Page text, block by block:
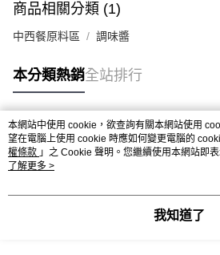
商品相關分類 (1)
中西餐原料區 調味醬
本分類熱銷全站排行
熱門標籤
本網站中使用 cookie，欲查詢有關本網站使用
望在電腦上使用 cookie 時應如何變更電腦的
權條款 」之 Cookie 聲明。您繼續使用本網站即
用條款之 Cookie 聲明使用 cookie。
了解更多 >
我知道了